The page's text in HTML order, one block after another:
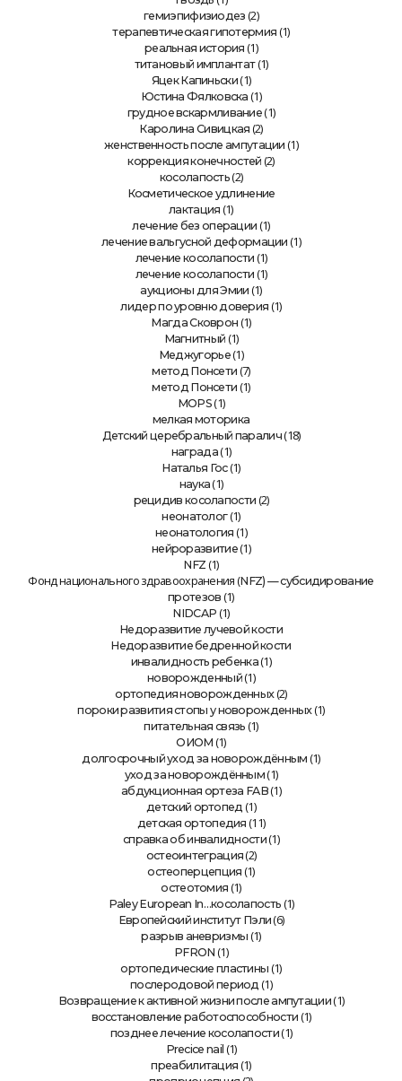
гемиэпифизиодез (2)
терапевтическая гипотермия (1)
реальная история (1)
титановый имплантат(1)
Яцек Капиньски (1)
Юстина Фялковска (1)
грудное вскармливание (1)
Каролина Сивицкая (2)
женственность после ампутации (1)
коррекция конечностей (2)
косолапость (2)
Косметическое удлинение
лактация (1)
лечение без операции (1)
лечение вальгусной деформации (1)
лечение косолапости (1)
лечение косолапости (1)
аукционы для Эмии (1)
лидер по уровню доверия (1)
Магда Сковрон (1)
Магнитный (1)
Меджугорье(1)
метод Понсети (7)
метод Понсети (1)
MOPS (1)
мелкая моторика
Детский церебральный паралич(18)
награда(1)
Наталья Гос(1)
наука (1)
рецидив косолапости (2)
неонатолог(1)
неонатология (1)
нейроразвитие(1)
NFZ (1)
Фонд национального здравоохранения (NFZ) — субсидирование
протезов (1)
NIDCAP (1)
Недоразвитие лучевой кости
Недоразвитие бедренной кости
инвалидность ребенка(1)
новорожденный(1)
ортопедия новорожденных(2)
пороки развития стопы у новорожденных(1)
питательная связь (1)
ОИОМ (1)
долгосрочный уход за новорождённым (1)
уход за новорождённым (1)
абдукционная ортеза FAB(1)
детский ортопед (1)
детская ортопедия (11)
справка об инвалидности(1)
остеоинтеграция (2)
остеоперцепция (1)
остеотомия (1)
Paley European In…косолапость (1)
Европейский институт Пэли (6)
разрыв аневризмы (1)
PFRON (1)
ортопедические пластины (1)
послеродовой период (1)
Возвращение к активной жизни после ампутации (1)
восстановление работоспособности (1)
позднее лечение косолапости(1)
Precice nail (1)
преабилитация (1)